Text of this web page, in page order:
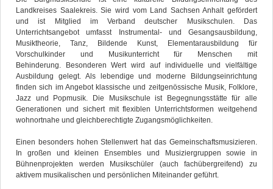
Landkreises Saalekreis. Sie wird vom Land Sachsen Anhalt gefördert
und ist Mitglied im Verband deutscher Musikschulen. Das
Unterrichtsangebot umfasst Instrumental- und Gesangsausbildung,
Musiktheorie, Tanz, Bildende Kunst, Elementarausbildung für
Vorschulkinder und Musikunterricht für Menschen mit
Behinderung. Besonderen Wert wird auf individuelle und vielfältige
Ausbildung gelegt. Als lebendige und moderne Bildungseinrichtung
finden sich im Angebot klassische und zeitgenössische Musik, Folklore,
Jazz und Popmusik. Die Musikschule ist Begegnungsstätte für alle
Generationen und sichert mit flexiblen Unterrichtsformen weitgehend
wohnortnahe und gleichberechtigte Zugangsmöglichkeiten.
Einen besonders hohen Stellenwert hat das Gemeinschaftsmusizieren.
In großen und kleinen Ensembles und Musiziergruppen sowie in
Bühnenprojekten werden Musikschüler (auch fachübergreifend) zu
aktivem musikalischen und persönlichen Miteinander geführt.